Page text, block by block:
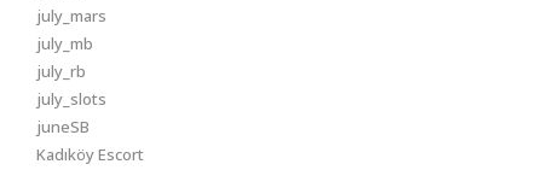
july_mars
july_mb
july_rb
july_slots
juneSB
Kadıköy Escort